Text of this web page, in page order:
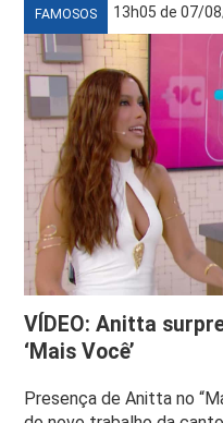
FAMOSOS 13h05 de 07/
VÍDEO: Anitta
‘Mais Você’
Presença de Anitta no